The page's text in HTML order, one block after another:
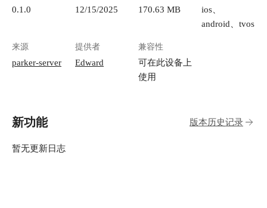
0.1.0 12/15/2025 170.63 MB
ios、
android、tvos
来源
parker-server
提供者
Edward
兼容性
可在此设备上
使用
新功能 版本历史记录
暂无更新日志